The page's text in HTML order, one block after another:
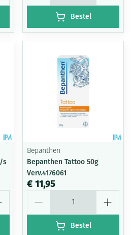
Bestel
s
Bepanthen
Bepanthen Tattoo 50g
Verv.4176061
€ 11,95
Bestel